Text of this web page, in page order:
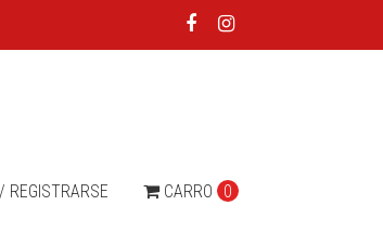
CARRO 0
REGISTRARSE